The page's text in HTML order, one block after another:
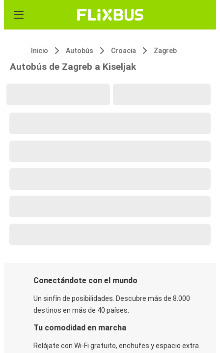
Inicio Autobús Croacia Zagreb
Autobús de Zagreb a Kiseljak
Conectándote con el mundo
Un sinfín de posibilidades. Descubre más de 8.000
destinos en más de 40 países.
Tu comodidad en marcha
Relájate con Wi-Fi gratuito, enchufes y espacio extra